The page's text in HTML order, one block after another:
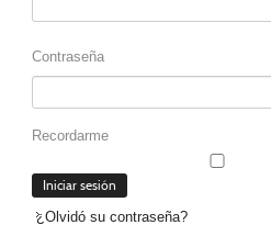
Contraseña
Recordarme
¿Olvidó su contraseña?